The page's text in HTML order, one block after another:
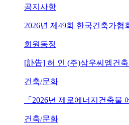
공지사항
2026년 제49회 한국건축가협
회원동정
[訃告] 허 인 (주)삼우씨엠건
건축/문화
「2026년 제로에너지건축물
건축/문화